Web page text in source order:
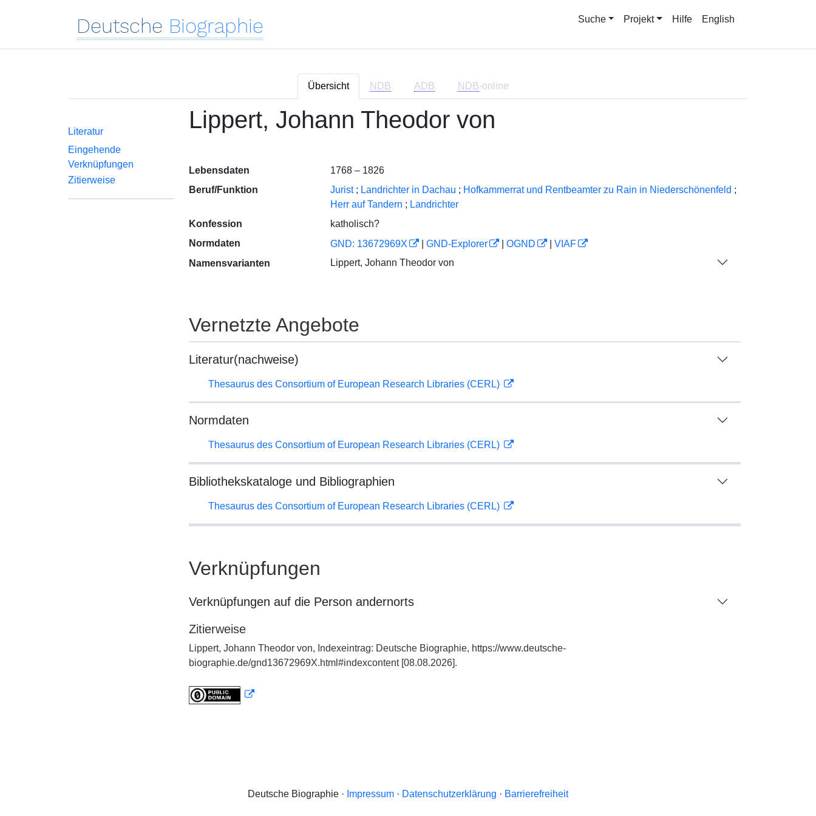
Deutsche Biographie Suche Projekt Hilfe English
Übersicht NDB ADB NDB-online
Literatur
Eingehende
Verknüpfungen
Zitierweise
Lippert, Johann Theodor von
Lebensdaten
1768 – 1826
Beruf/Funktion
Jurist ; Landrichter in Dachau ; Hofkammerrat und Rentbeamter zu Rain in Niederschönenfeld ;
Herr auf Tandern ; Landrichter
Konfession
katholisch?
Normdaten
GND: 13672969X GND-Explorer OGND
VIAF
Namensvarianten
Lippert, Johann Theodor von
Vernetzte Angebote
Literatur(nachweise)
Thesaurus des Consortium of European Research Libraries (CERL)
Normdaten
Thesaurus des Consortium of European Research Libraries (CERL)
Bibliothekskataloge und Bibliographien
Thesaurus des Consortium of European Research Libraries (CERL)
Verknüpfungen
Verknüpfungen auf die Person andernorts
Zitierweise
Lippert, Johann Theodor von, Indexeintrag: Deutsche Biographie, https://www.deutsche-
biographie.de/gnd13672969X.html#indexcontent [08.08.2026].
Deutsche Biographie · Impressum · Datenschutzerklärung · Barrierefreiheit